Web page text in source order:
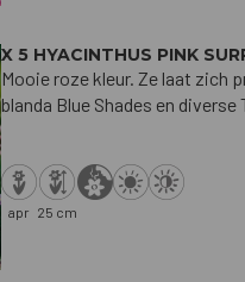
X 5 HYACINTHUS PINK
Mooie roze kleur. Ze laat zich
blanda Blue Shades en
apr 25 cm